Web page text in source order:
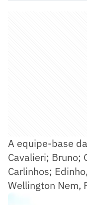
A equipe-base
Cavalieri; Bruno;
Carlinhos;
Wellington Nem,